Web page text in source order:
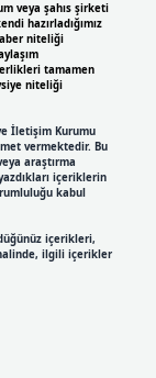
veya şahıs şirketi
hazırladığımız
niteliği
tamamen
niteliği
İletişim Kurumu
vermektedir. Bu
araştırma
içeriklerin
kabul
içerikleri,
ilgili içerikler